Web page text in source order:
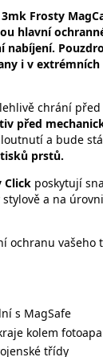
Frosty
hlavní
nabíjení.
i v
chrání
před
a bude
prstů.
Click poskytují
stylově a na
ochranu
s MagSafe
kolem
třídy